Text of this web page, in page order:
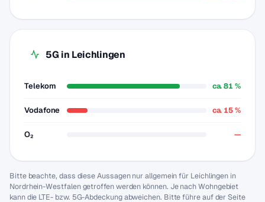
5G in Leichlingen
Telekom ca. 81 %
Vodafone ca. 15 %
O₂ —
Bitte beachte, dass diese Aussagen nur allgemein für Leichlingen in
Nordrhein-Westfalen getroffen werden können. Je nach Wohngebiet
kann die LTE- bzw. 5G-Abdeckung abweichen. Bitte führe auf der Seite